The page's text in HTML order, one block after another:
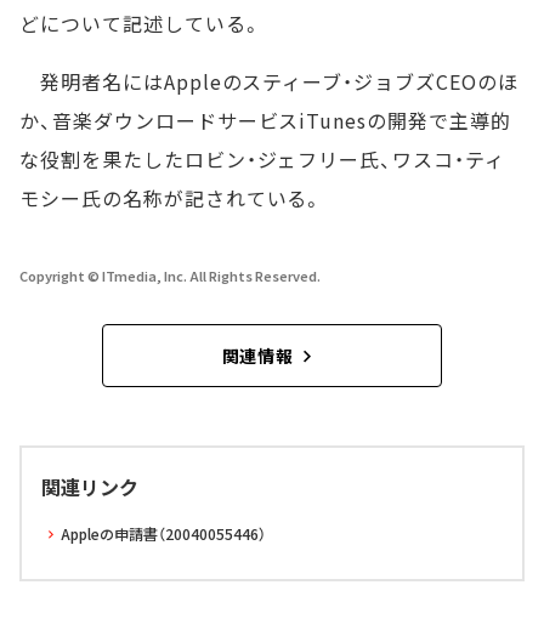
どについて記述している。
発明者名にはAppleのスティーブ・ジョブズCEOのほ
か、音楽ダウンロードサービスiTunesの開発で主導的
な役割を果たしたロビン・ジェフリー氏、ワスコ・ティ
モシー氏の名称が記されている。
Copyright © ITmedia, Inc. All Rights Reserved.
関連情報
関連リンク
Appleの申請書（20040055446）